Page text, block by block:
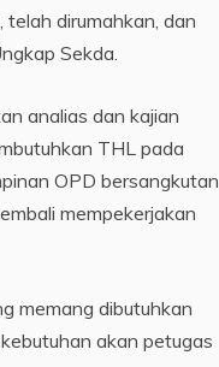
dirumahkan, dan
Sekda.
analias dan kajian
THL pada
OPD bersangkutan
mempekerjakan
memang dibutuhkan
akan petugas